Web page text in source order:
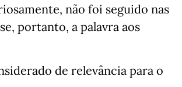
não foi seguido nas
portanto, a palavra aos
de relevância para o